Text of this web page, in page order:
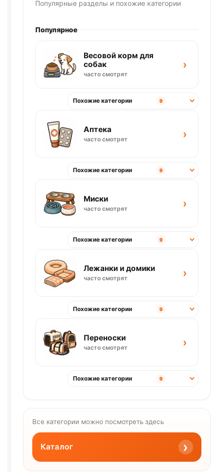
Популярные разделы и похожие категории
Популярное
Весовой корм для
собак
часто смотрят
›
Похожие категории 9
Аптека
часто смотрят ›
Похожие категории 9
Миски
часто смотрят ›
Похожие категории 9
Лежанки и домики
часто смотрят ›
Похожие категории 9
Переноски
часто смотрят ›
Похожие категории 9
Все категории можно посмотреть здесь
Каталог ›